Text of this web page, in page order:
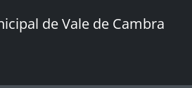
de Vale de Cambra